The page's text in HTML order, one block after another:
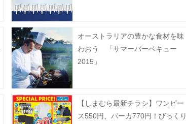
オーストラリアの豊かな食材を味
わおう 「サマーバーベキュー
2015」
【しまむら最新チラシ】ワンピー
ス550円、パーカ770円！びっくり